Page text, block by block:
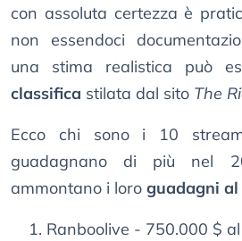
con assoluta certezza è
non essendoci
una stima realistica può
classifica stilata dal sito The
Ecco chi sono i 10
guadagnano di più nel
ammontano i loro guadagni al
Ranboolive - 750.000 $